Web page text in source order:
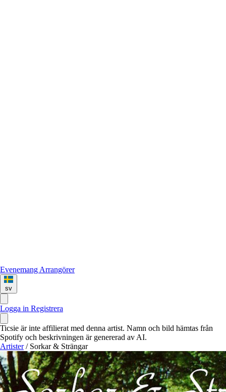
Evenemang Arrangörer
sv
Logga in Registrera
Ticsie är inte affilierat med denna artist. Namn och bild hämtas från
Spotify och beskrivningen är genererad av AI.
Artister / Sorkar & Strängar